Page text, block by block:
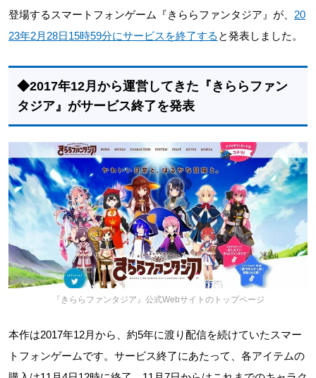
登場するスマートフォンゲーム『きららファンタジア』が、 20
23年2月28日15時59分にサービスを終了する と発表しました。
◆2017年12月から運営してきた『きららファン
タジア』がサービス終了を発表
『きららファンタジア』公式Webサイトのトップページ
本作は2017年12月から、約5年に渡り配信を続けていたスマー
トフォンゲームです。サービス終了にあたって、各アイテムの